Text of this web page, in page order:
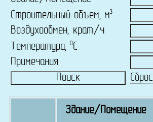
Строительный объем, м3
Воздухообмен, крат/ч
Температура, 0C
Примечания
Сброс
Здание/Помещение